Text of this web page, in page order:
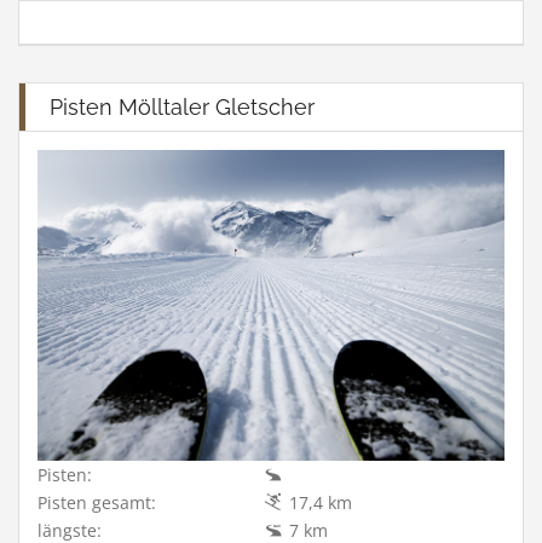
Pisten Mölltaler Gletscher
Pisten:
Pisten gesamt:
17,4 km
längste:
7 km